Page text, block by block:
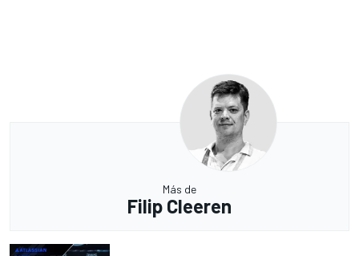
Más de
Filip Cleeren